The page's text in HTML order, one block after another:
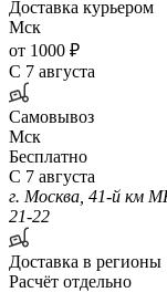
Доставка курьером
Мск
от 1000 ₽
С 7 августа
Самовывоз
Мск
Бесплатно
С 7 августа
г. Москва, 41-й км
21-22
Доставка в регионы
Расчёт отдельно